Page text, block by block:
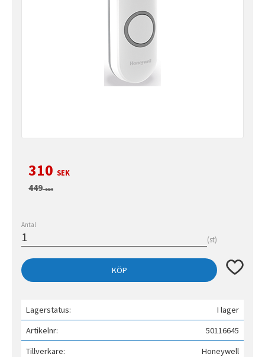
Nedsatt pris:
310 SEK
Ordinarie pris:
449SEK
Antal
st
KÖP Lägg till
Lagerstatus
I lager
Artikelnr
50116645
Tillverkare
Honeywell